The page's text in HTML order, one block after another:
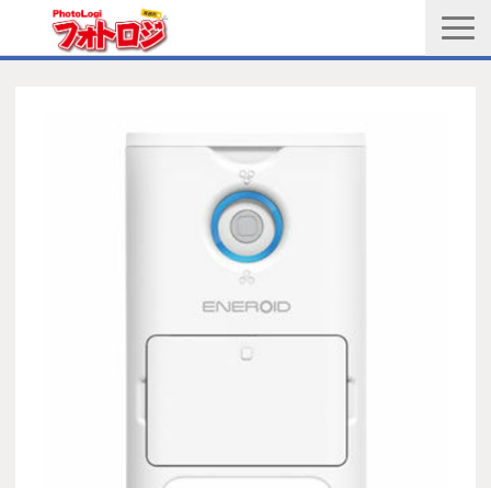
メルマガ登録
PGC新規登録申込み
写真館協会新規登録申込み
お問い合わせ